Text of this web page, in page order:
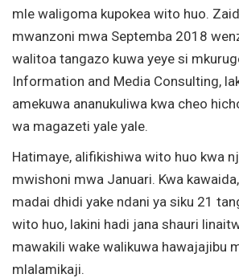
mle waligoma kupokea wito huo.
mwanzoni mwa Septemba 2018
walitoa tangazo kuwa yeye si
Information and Media Consulting,
amekuwa ananukuliwa kwa cheo
wa magazeti yale yale.
Hatimaye, alifikishiwa wito huo kwa
mwishoni mwa Januari. Kwa
madai dhidi yake ndani ya siku 21
wito huo, lakini hadi jana shauri
mawakili wake walikuwa hawajajibu
mlalamikaji.